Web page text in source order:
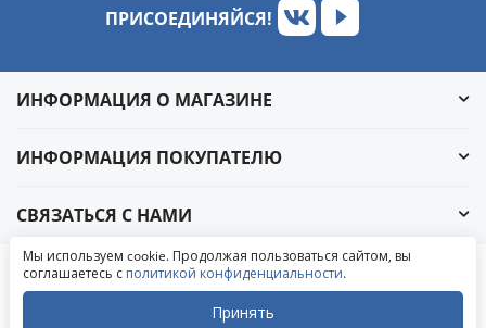
ПРИСОЕДИНЯЙСЯ!
ИНФОРМАЦИЯ О МАГАЗИНЕ
ИНФОРМАЦИЯ ПОКУПАТЕЛЮ
СВЯЗАТЬСЯ С НАМИ
© 2004-2026 «УралАвтоСаунд»
Написать в ВКонтакте
Написать в MAX
Мы используем cookie. Продолжая пользоваться сайтом, вы
соглашаетесь с политикой конфиденциальности.
Принять